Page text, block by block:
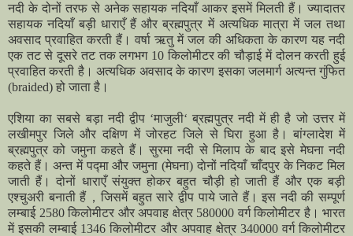
नदी के दोनों तरफ से अनेक सहायक नदियाँ आकर इसमें मिलती हैं। ज्यादातर
सहायक नदियाँ बड़ी धाराएँ हैं और ब्रह्मपुत्र में अत्यधिक मात्रा में जल तथा
अवसाद प्रवाहित करती हैं। वर्षा ऋतु में जल की अधिकता के कारण यह नदी
एक तट से दूसरे तट तक लगभग 10 किलोमीटर की चौड़ाई में दोलन करती हुई
प्रवाहित करती है। अत्यधिक अवसाद के कारण इसका जलमार्ग अत्यन्त गुंफित
(braided) हो जाता है।
एशिया का सबसे बड़ा नदी द्वीप ‘माजुली‘ ब्रह्मपुत्र नदी में ही है जो उत्तर में
लखीमपुर जिले और दक्षिण में जोरहट जिले से घिरा हुआ है। बांग्लादेश में
ब्रह्मपुत्र को जमुना कहते हैं। सुरमा नदी से मिलाप के बाद इसे मेघना नदी
कहते हैं। अन्त में पद्मा और जमुना (मेघना) दाेनों नदियाँ चाँदपुर के निकट मिल
जाती हैं। दोनों धाराएँ संयुक्त होकर बहुत चौड़ी हो जाती हैं और एक बड़ी
एश्चुअरी बनाती हैं，जिसमें बहुत सारे द्वीप पाये जाते हैं। इस नदी की सम्पूर्ण
लम्बाई 2580 किलोमीटर और अपवाह क्षेत्र 580000 वर्ग किलोमीटर है। भारत
में इसकी लम्बाई 1346 किलोमीटर और अपवाह क्षेत्र 340000 वर्ग किलोमीटर